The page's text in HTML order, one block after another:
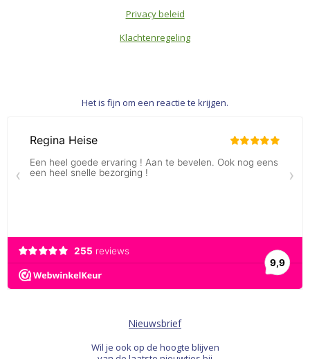
Privacy beleid
Klachtenregeling
Het is fijn om een reactie te krijgen.
Nieuwsbrief
Wil je ook op de hoogte blijven